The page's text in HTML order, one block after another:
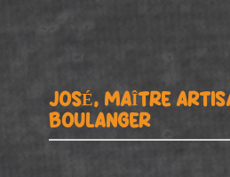
JOSÉ, MAÎTRE
BOULANGER